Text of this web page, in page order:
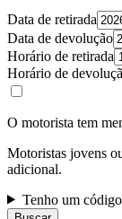
Data de retirada
Data de devolução
Horário de retirada
Horário de
O motorista tem
Motoristas jovens
adicional.
Tenho um